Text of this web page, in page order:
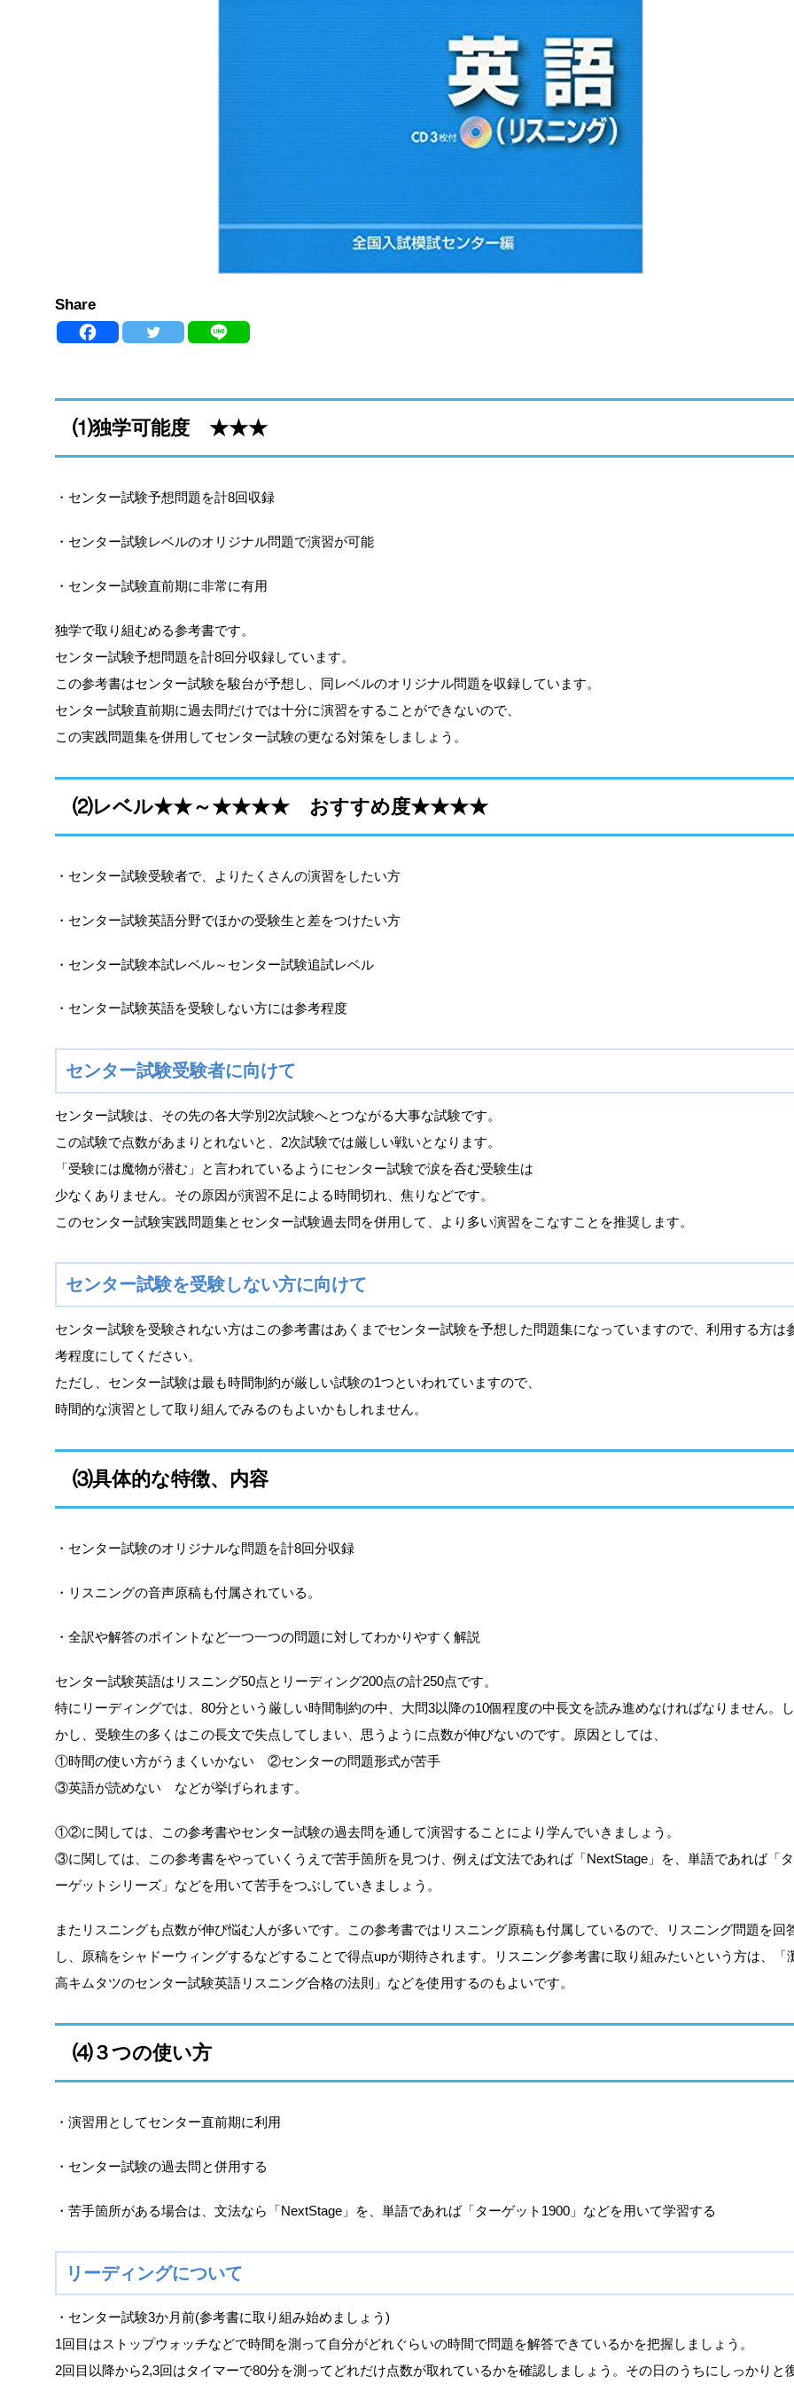
Share
⑴独学可能度 ★★★
・センター試験予想問題を計8回収録
・センター試験レベルのオリジナル問題で演習が可能
・センター試験直前期に非常に有用
独学で取り組むめる参考書です。
センター試験予想問題を計8回分収録しています。
この参考書はセンター試験を駿台が予想し、同レベルのオリジナル問題を収録しています。
センター試験直前期に過去問だけでは十分に演習をすることができないので、
この実践問題集を併用してセンター試験の更なる対策をしましょう。
⑵レベル★★～★★★★ おすすめ度★★★★
・センター試験受験者で、よりたくさんの演習をしたい方
・センター試験英語分野でほかの受験生と差をつけたい方
・センター試験本試レベル～センター試験追試レベル
・センター試験英語を受験しない方には参考程度
センター試験受験者に向けて
センター試験は、その先の各大学別2次試験へとつながる大事な試験です。
この試験で点数があまりとれないと、2次試験では厳しい戦いとなります。
「受験には魔物が潜む」と言われているようにセンター試験で涙を呑む受験生は
少なくありません。その原因が演習不足による時間切れ、焦りなどです。
このセンター試験実践問題集とセンター試験過去問を併用して、より多い演習をこなすことを推奨します。
センター試験を受験しない方に向けて
センター試験を受験されない方はこの参考書はあくまでセンター試験を予想した問題集になっていますので、利用する方は
考程度にしてください。
ただし、センター試験は最も時間制約が厳しい試験の1つといわれていますので、
時間的な演習として取り組んでみるのもよいかもしれません。
⑶具体的な特徴、内容
・センター試験のオリジナルな問題を計8回分収録
・リスニングの音声原稿も付属されている。
・全訳や解答のポイントなど一つ一つの問題に対してわかりやすく解説
センター試験英語はリスニング50点とリーディング200点の計250点です。
特にリーディングでは、80分という厳しい時間制約の中、大問3以降の10個程度の中長文を読み進めなければなりません。し
かし、受験生の多くはこの長文で失点してしまい、思うように点数が伸びないのです。原因としては、
①時間の使い方がうまくいかない ②センターの問題形式が苦手
③英語が読めない などが挙げられます。
①②に関しては、この参考書やセンター試験の過去問を通して演習することにより学んでいきましょう。
③に関しては、この参考書をやっていくうえで苦手箇所を見つけ、例えば文法であれば「NextStage」を、単語であれば「タ
ーゲットシリーズ」などを用いて苦手をつぶしていきましょう。
またリスニングも点数が伸び悩む人が多いです。この参考書ではリスニング原稿も付属しているので、リスニング問題を回
し、原稿をシャドーウィングするなどすることで得点upが期待されます。リスニング参考書に取り組みたいという方は、「
高キムタツのセンター試験英語リスニング合格の法則」などを使用するのもよいです。
⑷３つの使い方
・演習用としてセンター直前期に利用
・センター試験の過去問と併用する
・苦手箇所がある場合は、文法なら「NextStage」を、単語であれば「ターゲット1900」などを用いて学習する
リーディングについて
・センター試験3か月前(参考書に取り組み始めましょう)
1回目はストップウォッチなどで時間を測って自分がどれぐらいの時間で問題を解答できているかを把握しましょう。
2回目以降から2,3回はタイマーで80分を測ってどれだけ点数が取れているかを確認しましょう。その日のうちにしっかりと